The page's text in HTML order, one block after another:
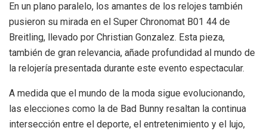
En un plano paralelo, los amantes de los relojes también
pusieron su mirada en el Super Chronomat B01 44 de
Breitling, llevado por Christian Gonzalez. Esta pieza,
también de gran relevancia, añade profundidad al mundo de
la relojería presentada durante este evento espectacular.
A medida que el mundo de la moda sigue evolucionando,
las elecciones como la de Bad Bunny resaltan la continua
intersección entre el deporte, el entretenimiento y el lujo,